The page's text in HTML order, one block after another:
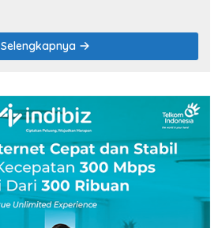
Selengkapnya